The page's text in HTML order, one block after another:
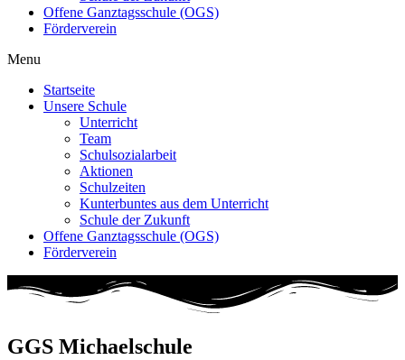
Offene Ganztagsschule (OGS)
Förderverein
Menu
Startseite
Unsere Schule
Unterricht
Team
Schulsozialarbeit
Aktionen
Schulzeiten
Kunterbuntes aus dem Unterricht
Schule der Zukunft
Offene Ganztagsschule (OGS)
Förderverein
GGS Michaelschule